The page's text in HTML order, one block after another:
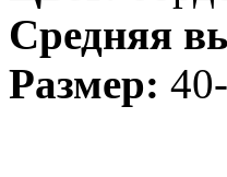
Средняя
Размер: